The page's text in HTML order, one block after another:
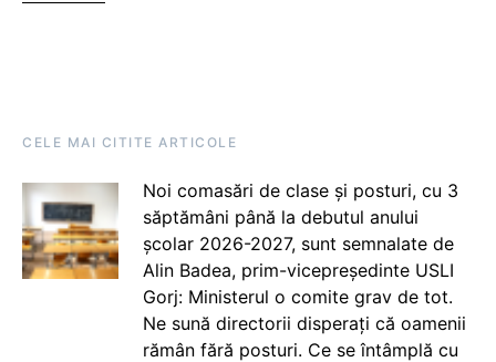
CELE MAI CITITE ARTICOLE
Noi comasări de clase și posturi, cu 3
săptămâni până la debutul anului
școlar 2026-2027, sunt semnalate de
Alin Badea, prim-vicepreședinte USLI
Gorj: Ministerul o comite grav de tot.
Ne sună directorii disperați că oamenii
rămân fără posturi. Ce se întâmplă cu